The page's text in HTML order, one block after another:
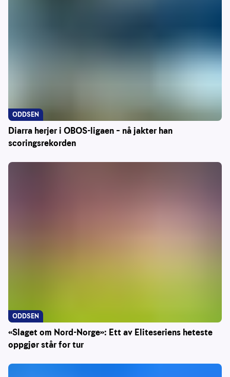
Diarra herjer i OBOS-ligaen – nå jakter han
scoringsrekorden
ODDSEN
«Slaget om Nord-Norge»: Ett av Eliteseriens heteste
oppgjør står for tur
ODDSEN